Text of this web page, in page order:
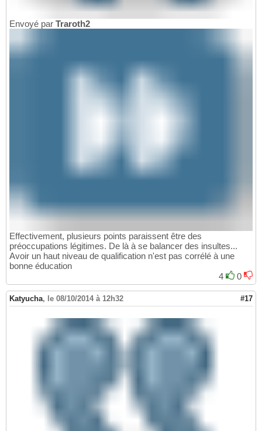
Envoyé par Traroth2
Effectivement, plusieurs points paraissent être des
préoccupations légitimes. De là à se balancer des insultes...
Avoir un haut niveau de qualification n'est pas corrélé à une
bonne éducation
4
0
Katyucha, le 08/10/2014 à 12h32 #17